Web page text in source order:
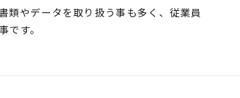
類やデータを取り扱う事も多く、従業員
です。